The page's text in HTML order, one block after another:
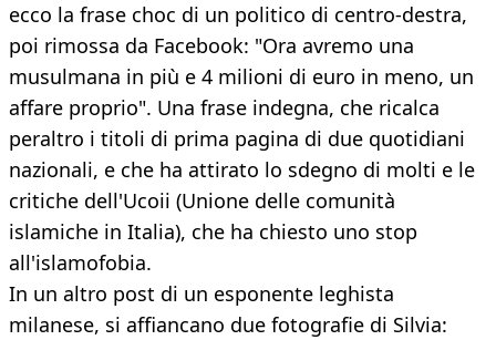
ecco la frase choc di un politico di centro-destra,
poi rimossa da Facebook: "Ora avremo una
musulmana in più e 4 milioni di euro in meno, un
affare proprio". Una frase indegna, che ricalca
peraltro i titoli di prima pagina di due quotidiani
nazionali, e che ha attirato lo sdegno di molti e le
critiche dell'Ucoii (Unione delle comunità
islamiche in Italia), che ha chiesto uno stop
all'islamofobia.
In un altro post di un esponente leghista
milanese, si affiancano due fotografie di Silvia: